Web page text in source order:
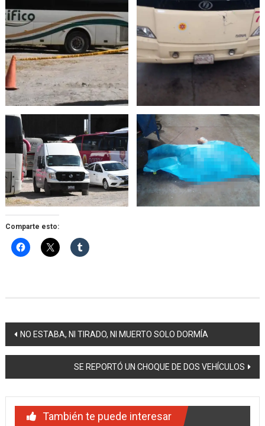
Comparte esto:
Navegación
de
entradas
NO ESTABA, NI TIRADO, NI MUERTO SOLO DORMÍA
SE REPORTÓ UN CHOQUE DE DOS VEHÍCULOS
También te puede interesar